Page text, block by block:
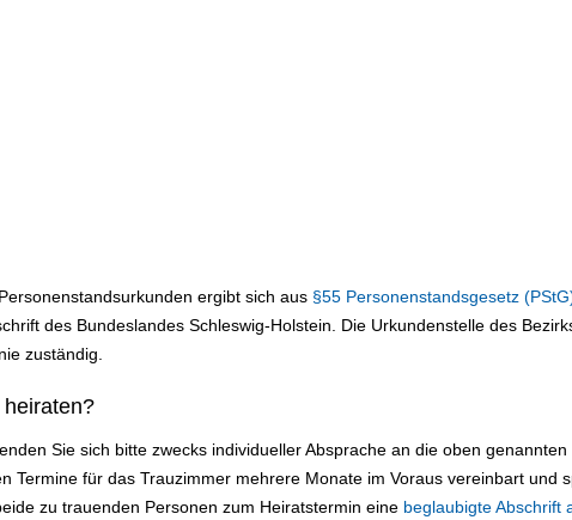
ergibt sich aus §55 Personenstandsgesetz
des Bundeslandes Schleswig-Holstein. Die Urkundenstelle des
zuständig.
Sie sich bitte zwecks individueller Absprache an die oben genannten
Termine für das Trauzimmer mehrere Monate im Voraus vereinbart und
zu trauenden Personen zum Heiratstermin eine beglaubigte Abschrift